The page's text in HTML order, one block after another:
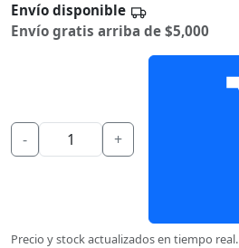
Envío disponible
Envío gratis arriba de $5,000
- +
Precio y stock actualizados en tiempo real.